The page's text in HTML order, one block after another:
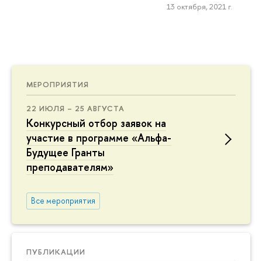
МЕРОПРИЯТИЯ
22 ИЮЛЯ – 25 АВГУСТА
Конкурсный отбор заявок на
участие в программе «Альфа-
Будущее Гранты
преподавателям»
Все мероприятия
ПУБЛИКАЦИИ
13 октября, 2021 г.